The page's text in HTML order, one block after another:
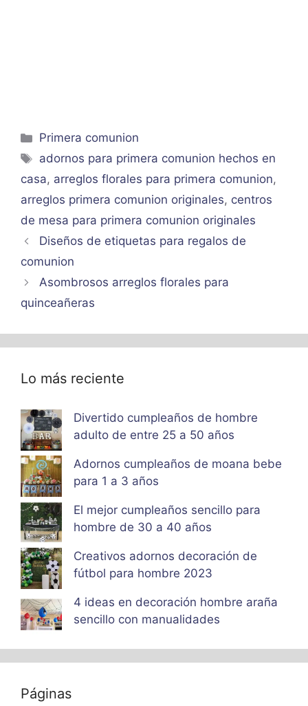
Categorías
Primera comunion
Etiquetas
adornos para primera comunion hechos en
casa, arreglos florales para primera comunion,
arreglos primera comunion originales, centros
de mesa para primera comunion originales
Diseños de etiquetas para regalos de
comunion
Asombrosos arreglos florales para
quinceañeras
Lo más reciente
Divertido cumpleaños de hombre
adulto de entre 25 a 50 años
Adornos cumpleaños de moana bebe
para 1 a 3 años
El mejor cumpleaños sencillo para
hombre de 30 a 40 años
Creativos adornos decoración de
fútbol para hombre 2023
4 ideas en decoración hombre araña
sencillo con manualidades
Páginas